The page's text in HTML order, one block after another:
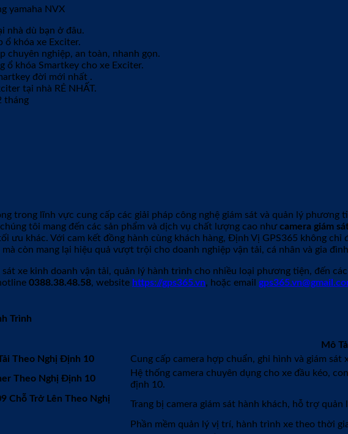
yamaha NVX
nhà dù bạn ở đâu.
ổ khóa xe Exciter.
chuyên nghiệp, an toàn, nhanh gọn.
ổ khóa Smartkey cho xe Exciter.
đời mới nhất .
tại nhà RẺ NHẤT.
tháng
trong lĩnh vực cung cấp các giải pháp công nghệ giám sát và quản lý phương
tôi mang đến các sản phẩm và dịch vụ chất lượng cao nhưcamera giám
ưu khác. Với cam kết đồng hành cùng khách hàng, Định Vị GPS365 không chỉ
mà còn mang lại hiệu quả vượt trội cho doanh nghiệp vận tải, cá nhân và gia
xe kinh doanh vận tải, quản lý hành trình cho nhiều loại phương tiện, đến
0388.38.48.58, website https://gps365.vn, hoặc email
Trình
Mô Tả
Theo Nghị Định 10
Cung cấp camera hợp chuẩn, ghi hình và giám
Theo Nghị Định 10
Hệ thống camera chuyên dụng cho xe đầu kéo,
định 10.
Chỗ Trở Lên Theo Nghị
Trang bị camera giám sát hành khách, hỗ trợ
Phần mềm quản lý vị trí, hành trình xe theo thời